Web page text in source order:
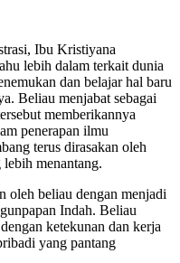
Ibu Kristiyana
lebih dalam terkait dunia
dan belajar hal baru
Beliau menjabat sebagai
memberikannya
penerapan ilmu
terus dirasakan oleh
menantang.
oleh beliau dengan menjadi
Indah. Beliau
ketekunan dan kerja
yang pantang